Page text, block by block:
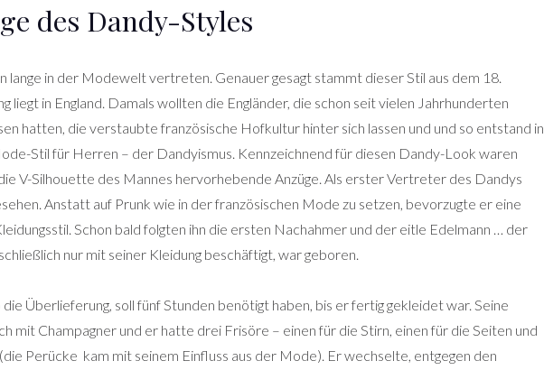
des Dandy-Styles
lange in der Modewelt vertreten. Genauer gesagt stammt dieser Stil aus dem 18.
liegt in England. Damals wollten die Engländer, die schon seit vielen Jahrhunderten
hatten, die verstaubte französische Hofkultur hinter sich lassen und und so entstand in
Stil für Herren – der Dandyismus. Kennzeichnend für diesen Dandy-Look waren
V-Silhouette des Mannes hervorhebende Anzüge. Als erster Vertreter des Dandys
Anstatt auf Prunk wie in der französischen Mode zu setzen, bevorzugte er eine
Schon bald folgten ihn die ersten Nachahmer und der eitle Edelmann … der
nur mit seiner Kleidung beschäftigt, war geboren.
Überlieferung, soll fünf Stunden benötigt haben, bis er fertig gekleidet war. Seine
mit Champagner und er hatte drei Frisöre – einen für die Stirn, einen für die Seiten und
Perücke kam mit seinem Einfluss aus der Mode). Er wechselte, entgegen den